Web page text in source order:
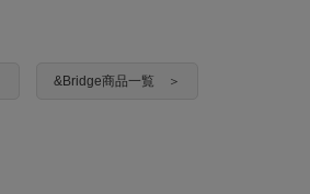
&Bridge商品一覧 ＞